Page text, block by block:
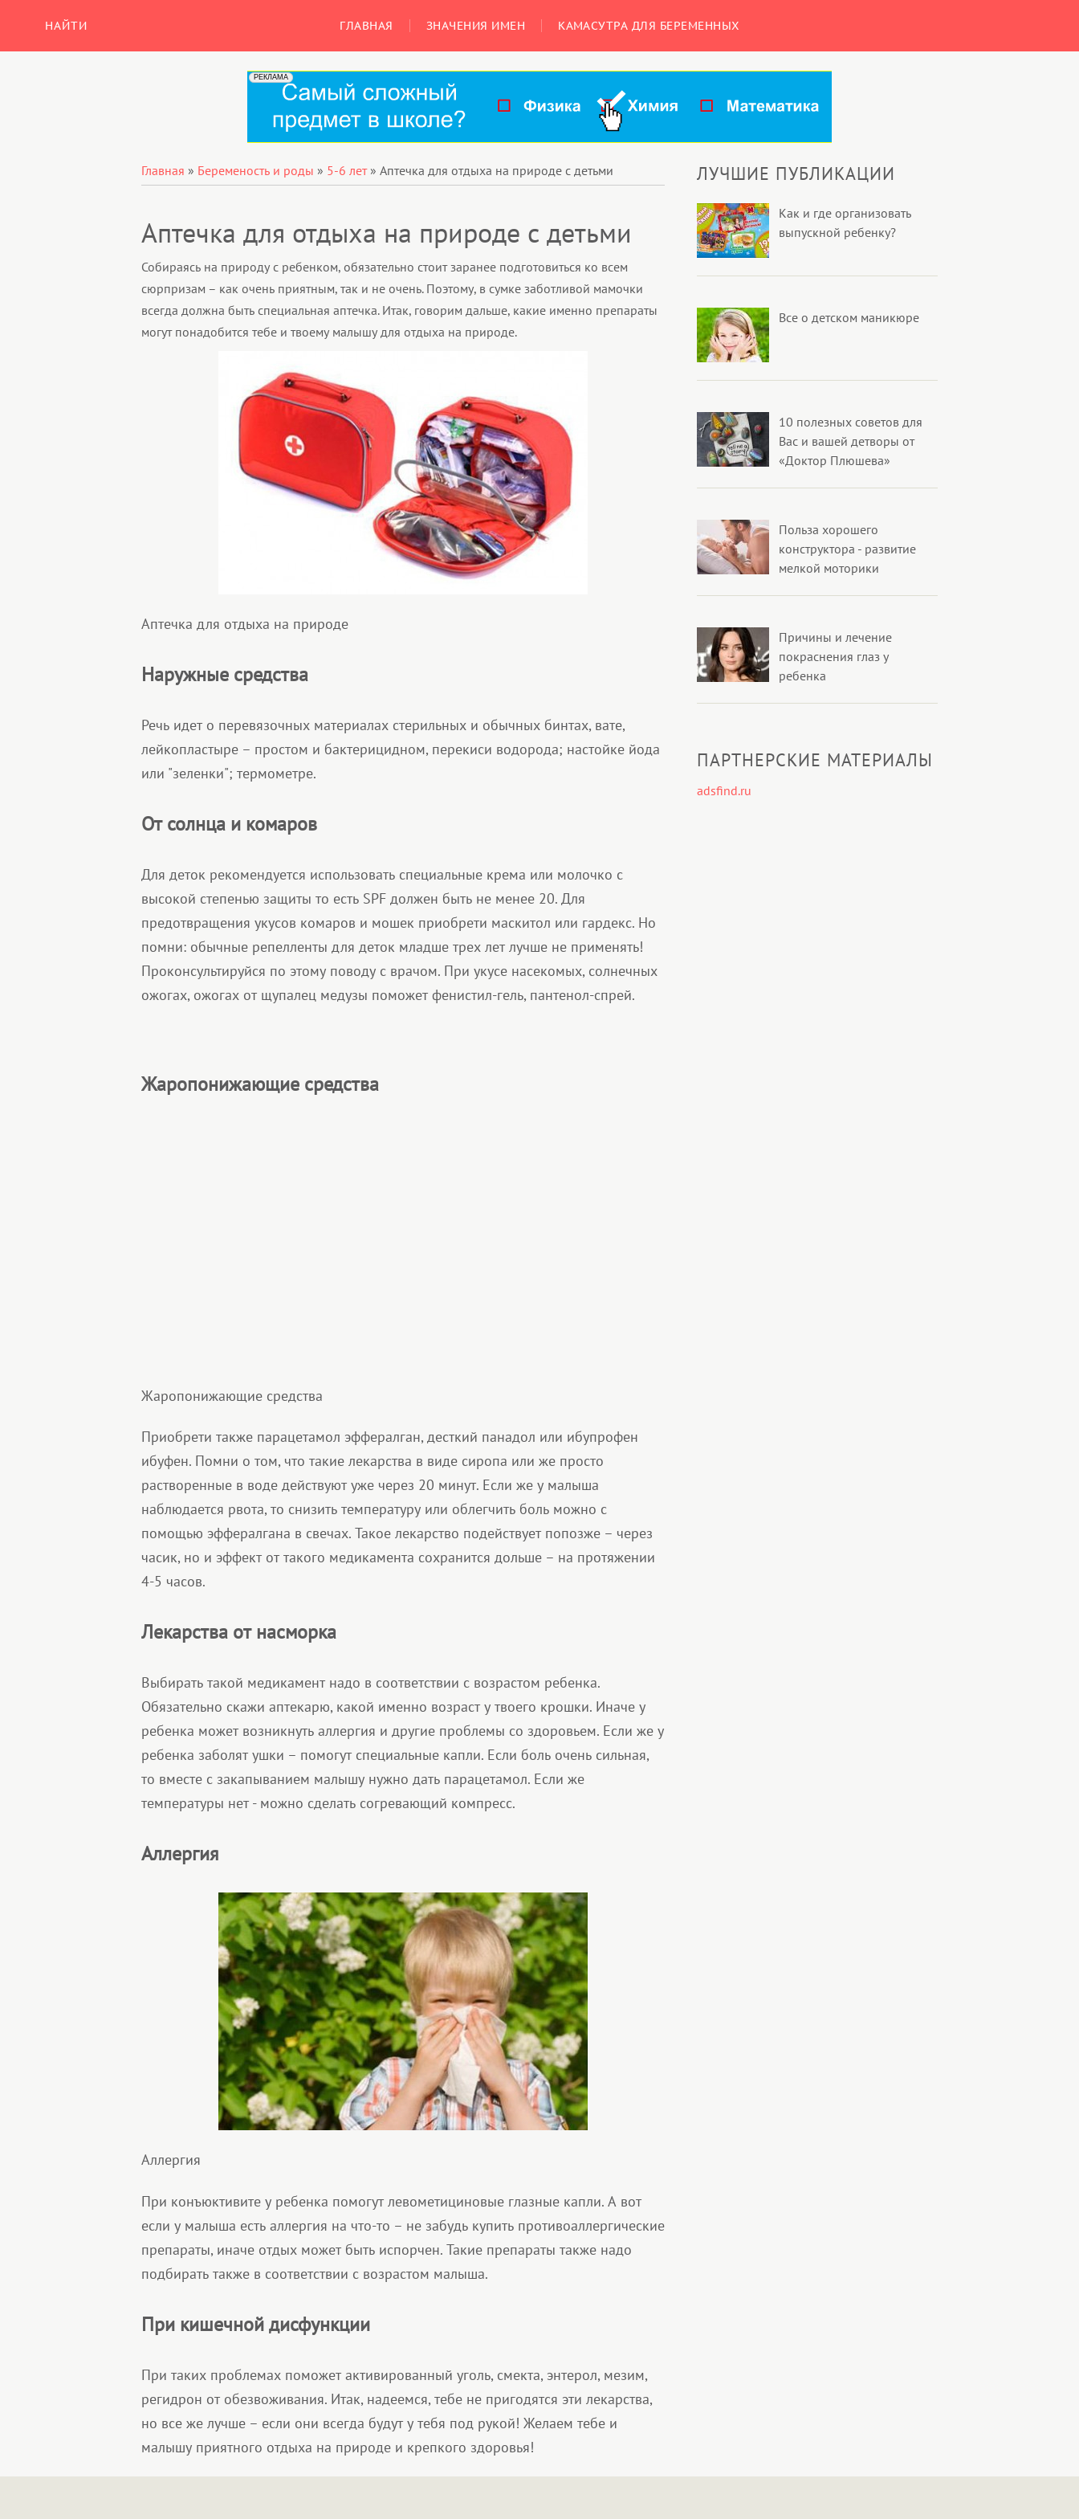
НАЙТИ ГЛАВНАЯ ЗНАЧЕНИЯ ИМЕН КАМАСУТРА ДЛЯ БЕРЕМЕННЫХ
ЛУЧШИЕ ПУБЛИКАЦИИ
Как и где организовать
выпускной ребенку?
Все о детском маникюре
10 полезных советов для
Вас и вашей детворы от
«Доктор Плюшева»
Польза хорошего
конструктора - развитие
мелкой моторики
Причины и лечение
покраснения глаз у
ребенка
ПАРТНЕРСКИЕ МАТЕРИАЛЫ
adsfind.ru
Главная » Беременость и роды » 5-6 лет» Аптечка для отдыха на природе с детьми
Аптечка для отдыха на природе с детьми
Собираясь на природу с ребенком, обязательно стоит заранее подготовиться ко всем
сюрпризам – как очень приятным, так и не очень. Поэтому, в сумке заботливой мамочки
всегда должна быть специальная аптечка. Итак, говорим дальше, какие именно препараты
могут понадобится тебе и твоему малышу для отдыха на природе.
Аптечка для отдыха на природе
Наружные средства
Речь идет о перевязочных материалах стерильных и обычных бинтах, вате,
лейкопластыре – простом и бактерицидном, перекиси водорода; настойке йода
или "зеленки"; термометре.
От солнца и комаров
Для деток рекомендуется использовать специальные крема или молочко с
высокой степенью защиты то есть SPF должен быть не менее 20. Для
предотвращения укусов комаров и мошек приобрети маскитол или гардекс. Но
помни: обычные репелленты для деток младше трех лет лучше не применять!
Проконсультируйся по этому поводу с врачом. При укусе насекомых, солнечных
ожогах, ожогах от щупалец медузы поможет фенистил-гель, пантенол-спрей.
Жаропонижающие средства
Жаропонижающие средства
Приобрети также парацетамол эффералган, десткий панадол или ибупрофен
ибуфен. Помни о том, что такие лекарства в виде сиропа или же просто
растворенные в воде действуют уже через 20 минут. Если же у малыша
наблюдается рвота, то снизить температуру или облегчить боль можно с
помощью эффералгана в свечах. Такое лекарство подействует попозже – через
часик, но и эффект от такого медикамента сохранится дольше – на протяжении
4-5 часов.
Лекарства от насморка
Выбирать такой медикамент надо в соответствии с возрастом ребенка.
Обязательно скажи аптекарю, какой именно возраст у твоего крошки. Иначе у
ребенка может возникнуть аллергия и другие проблемы со здоровьем. Если же у
ребенка заболят ушки – помогут специальные капли. Если боль очень сильная,
то вместе с закапыванием малышу нужно дать парацетамол. Если же
температуры нет - можно сделать согревающий компресс.
Аллергия
Аллергия
При конъюктивите у ребенка помогут левометициновые глазные капли. А вот
если у малыша есть аллергия на что-то – не забудь купить противоаллергические
препараты, иначе отдых может быть испорчен. Такие препараты также надо
подбирать также в соответствии с возрастом малыша.
При кишечной дисфункции
При таких проблемах поможет активированный уголь, смекта, энтерол, мезим,
регидрон от обезвоживания. Итак, надеемся, тебе не пригодятся эти лекарства,
но все же лучше – если они всегда будут у тебя под рукой! Желаем тебе и
малышу приятного отдыха на природе и крепкого здоровья!